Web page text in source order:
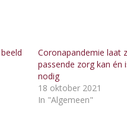
Coronapandemie laat
passende zorg kan én
nodig
18 oktober 2021
In "Algemeen"